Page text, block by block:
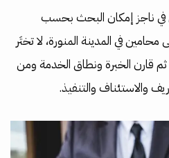
في ناجز إمكان البحث بحسب
في المدينة المنورة، لا تختَر
قارن الخبرة ونطاق الخدمة ومن
والاستئناف والتنفيذ.